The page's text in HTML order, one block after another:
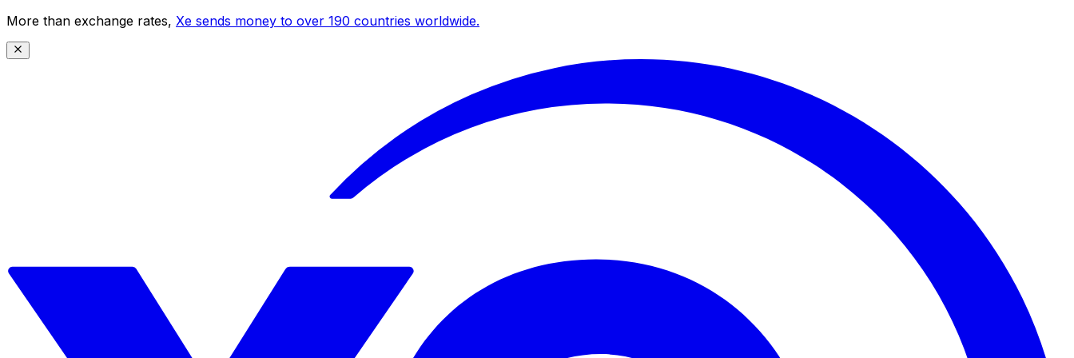
More than exchange rates, Xe sends money to over 190 countries worldwide.